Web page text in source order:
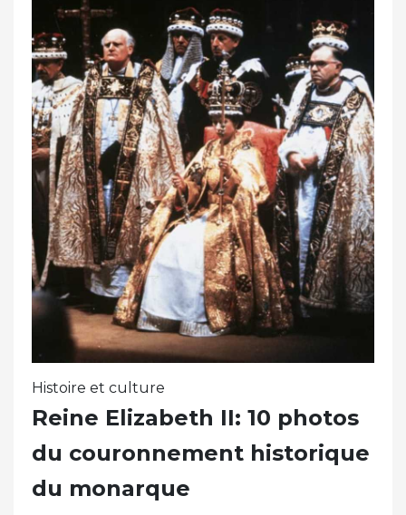
Histoire et culture
Reine Elizabeth II: 10 photos
du couronnement historique
du monarque